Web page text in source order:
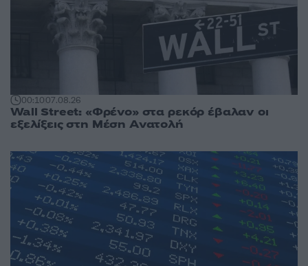
00:1007.08.26
Wall Street: «Φρένο» στα ρεκόρ έβαλαν οι
εξελίξεις στη Μέση Ανατολή